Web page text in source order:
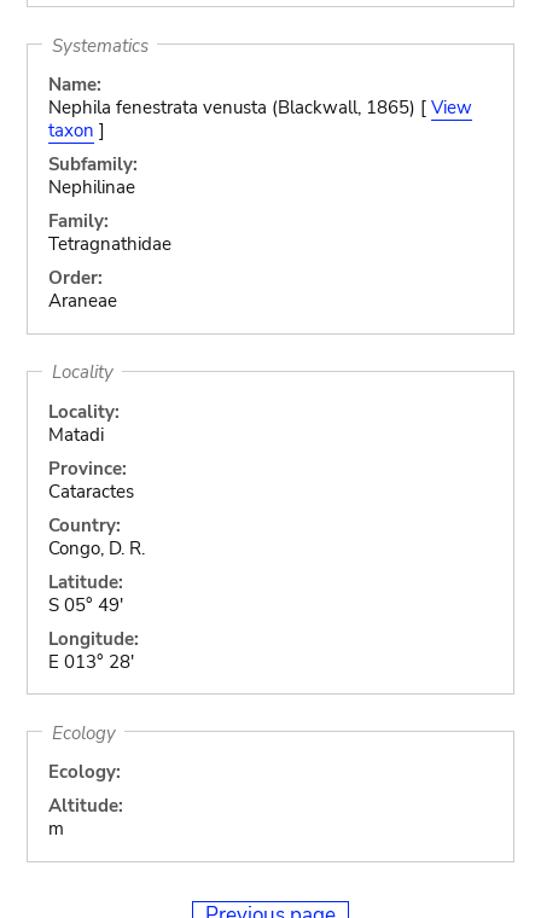
Systematics
Name:
Nephila fenestrata venusta (Blackwall, 1865) [ View
taxon ]
Subfamily:
Nephilinae
Family:
Tetragnathidae
Order:
Araneae
Locality
Locality:
Matadi
Province:
Cataractes
Country:
Congo, D. R.
Latitude:
S 05° 49'
Longitude:
E 013° 28'
Ecology
Ecology:
Altitude:
m